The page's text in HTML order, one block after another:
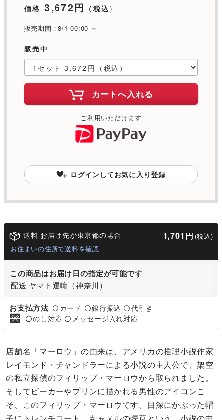
価格 3,672円 （税込）
販売期間：8/1 00:00 ～
販売中
カートへ入れる
ご利用いただけます
ログインしてお気に入り登録
送料 お届け先が東京都の場合 1,701円 (税込)
お住まいの住所で送料を確認
この商品はお届け日の指定が可能です
配送 ヤマト運輸（神奈川）
お支払方法 〇 カード 〇銀行振込 〇代引き
〇のし対応 〇 メッセージ入れ対応
店舗名「マーロウ」の由来は、アメリカの推理小説作家
レイモンド・チャンドラーによる小説の主人公で、架空
の私立探偵のフィリップ・マーロウから取られました。
そしてビーカーやプリンに描かれる男性のアイコンこ
そ、このフィリップ・マーロウです。目深にかぶった帽
子にトレンチコート、キャメルの煙草という、小説の中